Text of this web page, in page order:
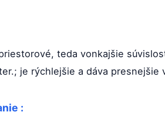
teda vonkajšie
je rýchlejšie a dáva presnejšie
: